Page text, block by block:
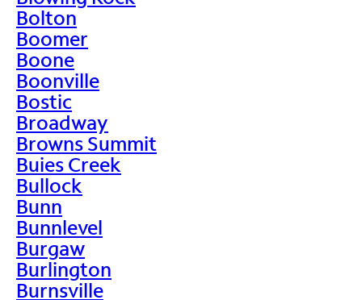
Bolton
Boomer
Boone
Boonville
Bostic
Broadway
Browns Summit
Buies Creek
Bullock
Bunn
Bunnlevel
Burgaw
Burlington
Burnsville